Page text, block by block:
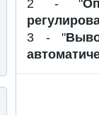
2 - "
3 - "